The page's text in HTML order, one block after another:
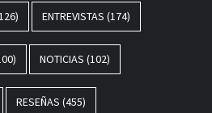
ENTREVISTAS (174)
NOTICIAS (102)
RESEÑAS (455)